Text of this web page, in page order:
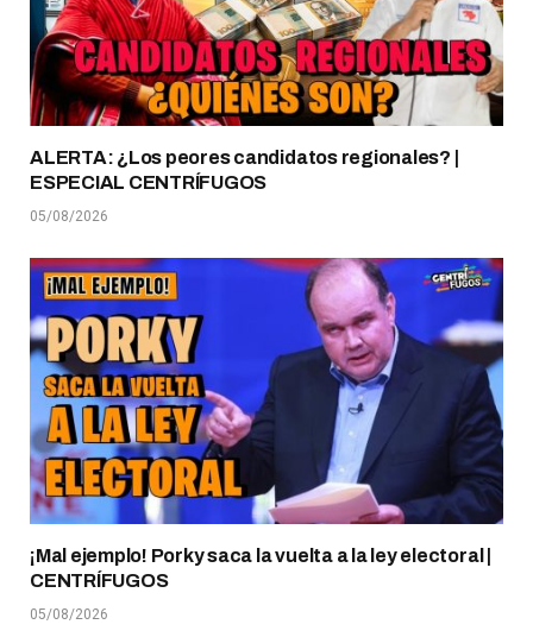
ALERTA: ¿Los peores candidatos regionales? |
ESPECIAL CENTRÍFUGOS
05/08/2026
¡Mal ejemplo! Porky saca la vuelta a la ley electoral |
CENTRÍFUGOS
05/08/2026